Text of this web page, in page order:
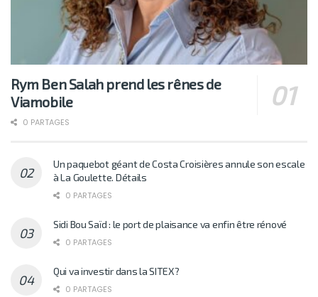
Rym Ben Salah prend les rênes de
Viamobile
0 PARTAGES
Un paquebot géant de Costa Croisières annule son escale
à La Goulette. Détails
0 PARTAGES
Sidi Bou Saïd : le port de plaisance va enfin être rénové
0 PARTAGES
Qui va investir dans la SITEX?
0 PARTAGES